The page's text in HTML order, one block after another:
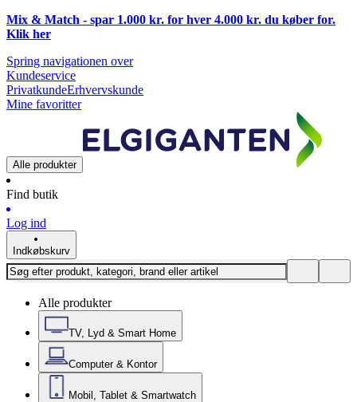
Mix & Match - spar 1.000 kr. for hver 4.000 kr. du køber for.
Klik her
Spring navigationen over
Kundeservice
PrivatkundeErhvervskunde
Mine favoritter
Alle produkter
Find butik
Log ind
Indkøbskurv
Alle produkter
TV, Lyd & Smart Home
Computer & Kontor
Mobil, Tablet & Smartwatch